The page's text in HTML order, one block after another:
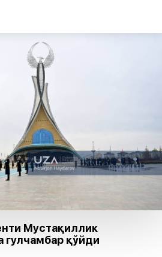
Мустақиллик
гулчамбар қўйди